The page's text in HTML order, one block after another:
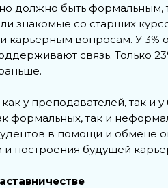
должно быть формальным,
знакомые со старших
карьерным вопросам. У 3%
связь. Только
у преподавателей, так и
формальных, так и
в помощи и обмене
построения будущей